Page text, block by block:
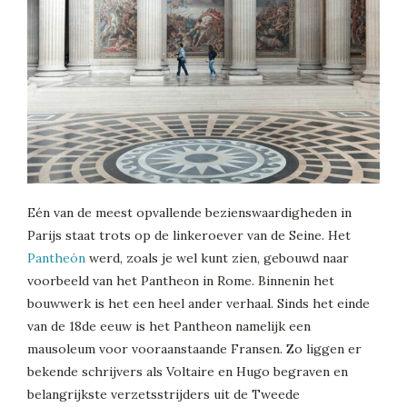
Eén van de meest opvallende bezienswaardigheden in
Parijs staat trots op de linkeroever van de Seine. Het
Pantheón werd, zoals je wel kunt zien, gebouwd naar
voorbeeld van het Pantheon in Rome. Binnenin het
bouwwerk is het een heel ander verhaal. Sinds het einde
van de 18de eeuw is het Pantheon namelijk een
mausoleum voor vooraanstaande Fransen. Zo liggen er
bekende schrijvers als Voltaire en Hugo begraven en
belangrijkste verzetsstrijders uit de Tweede